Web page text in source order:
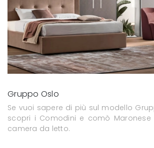
Gruppo Oslo
Se vuoi sapere di più sul modello
scopri i Comodini e comò
camera da letto.